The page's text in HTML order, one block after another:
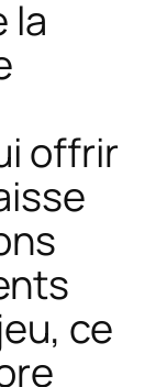
la
offrir
ce